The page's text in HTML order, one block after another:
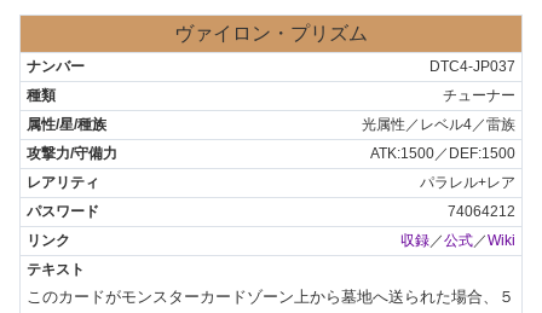
ヴァイロン・プリズム
DTC4-JP037
チューナー
光属性／レベル4／雷族
ATK:1500／DEF:1500
パラレル+レア
74064212
収録／公式／Wiki
このカードがモンスターカードゾーン上から墓地へ送られた場合、５